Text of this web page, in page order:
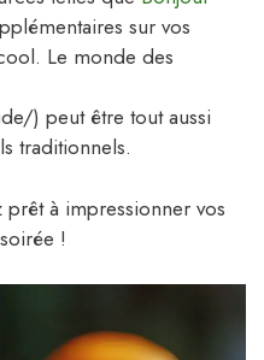
sur vos
Le monde des
) peut être tout aussi
traditionnels.
à impressionner vos
!